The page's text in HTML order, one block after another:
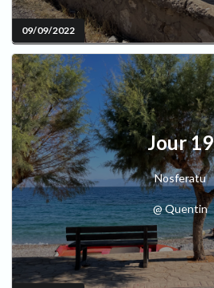
09/09/2022
Jour 19
Nosferatu
@ Quentin